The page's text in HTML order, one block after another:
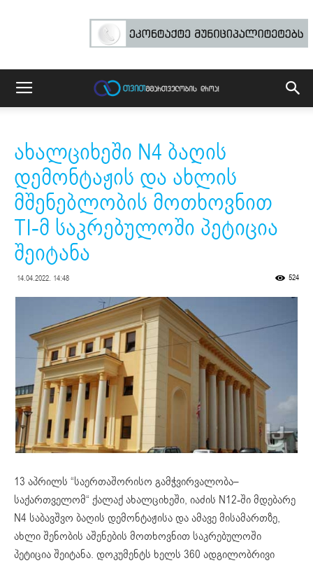
ახალციხეში N4 ბაღის
დემონტაჟის და ახლის
მშენებლობის მოთხოვნით
TI-მ საკრებულოში პეტიცია
შეიტანა
14.04.2022. 14:48 524
13 აპრილს “საერთაშორისო გამჭვირვალობა–
საქართველომ“ ქალაქ ახალციხეში, იაძის N12-ში მდებარე
N4 საბავშვო ბაღის დემონტაჟისა და ამავე მისამართზე,
ახლი შენობის აშენების მოთხოვნით საკრებულოში
პეტიცია შეიტანა. დოკუმენტს ხელს 360 ადგილობრივი